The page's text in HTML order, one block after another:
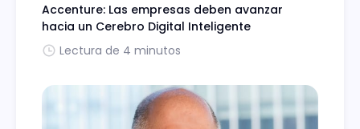
Accenture: Las empresas deben avanzar
hacia un Cerebro Digital Inteligente
Lectura de 4 minutos